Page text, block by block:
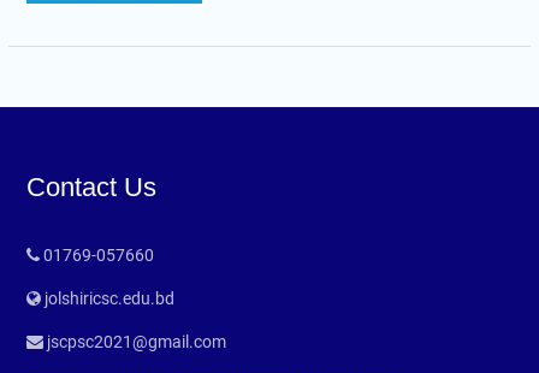
Contact Us
01769-057660
jolshiricsc.edu.bd
jscpsc2021@gmail.com